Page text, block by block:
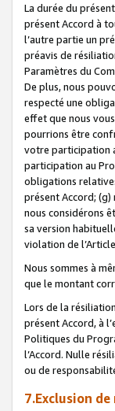
La durée du
présent Accord à
l’autre partie un
préavis de
Paramètres du
De plus, nous
respecté une
effet que nous
pourrions être
votre participation
participation au
obligations
présent Accord;
nous considérons
sa version
violation de
Nous sommes à
que le montant
Lors de la
présent Accord, à
Politiques du
l’Accord. Nulle
ou de
7.Exclusion